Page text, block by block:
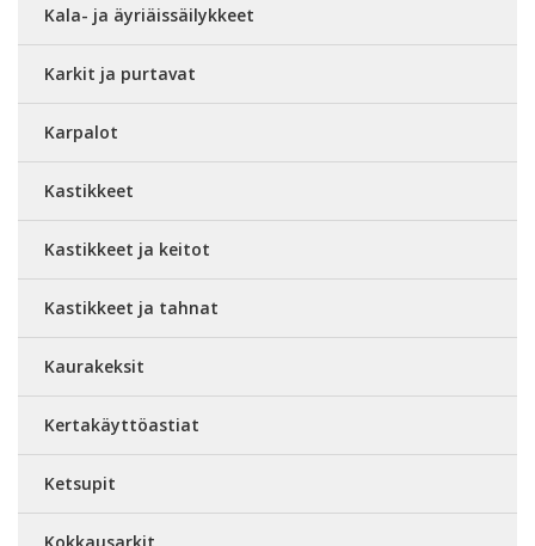
Kala- ja äyriäissäilykkeet
Karkit ja purtavat
Karpalot
Kastikkeet
Kastikkeet ja keitot
Kastikkeet ja tahnat
Kaurakeksit
Kertakäyttöastiat
Ketsupit